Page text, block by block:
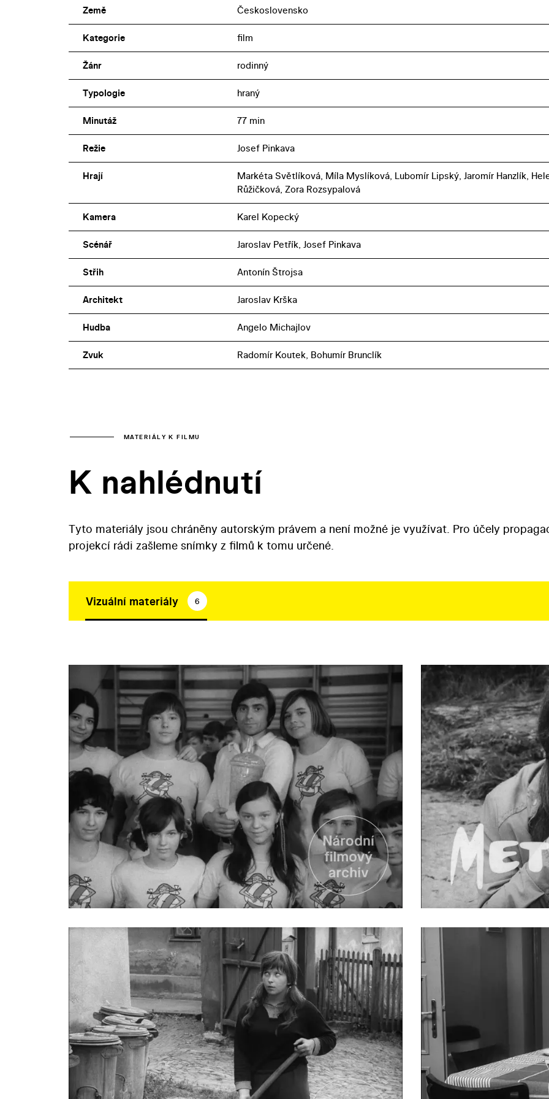
Země Československo
Kategorie film
Žánr rodinný
Typologie hraný
Minutáž 77 min
Režie Josef Pinkava
Hrají
Markéta Světlíková, Míla Myslíková, Lubomír Lipský, Jaromír Hanzlík,
Růžičková, Zora Rozsypalová
Kamera Karel Kopecký
Scénář Jaroslav Petřík, Josef Pinkava
Střih Antonín Štrojsa
Architekt Jaroslav Krška
Hudba Angelo Michajlov
Zvuk Radomír Koutek, Bohumír Brunclík
MATERIÁLY K FILMU
K nahlédnutí
Tyto materiály jsou chráněny autorským právem a není možné je využívat. Pro účely
projekcí rádi zašleme snímky z filmů k tomu určené.
Vizuální materiály 6